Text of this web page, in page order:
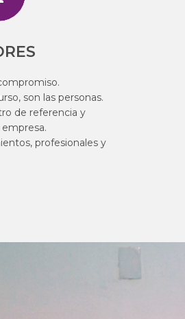
son las personas.
de referencia y
profesionales y